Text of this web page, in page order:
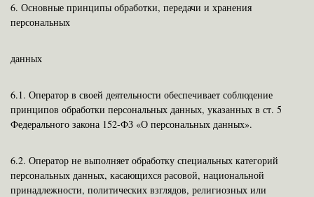
6. Основные принципы обработки, передачи и хранения
персональных
данных
6.1. Оператор в своей деятельности обеспечивает соблюдение
принципов обработки персональных данных, указанных в ст. 5
Федерального закона 152-ФЗ «О персональных данных».
6.2. Оператор не выполняет обработку специальных категорий
персональных данных, касающихся расовой, национальной
принадлежности, политических взглядов, религиозных или